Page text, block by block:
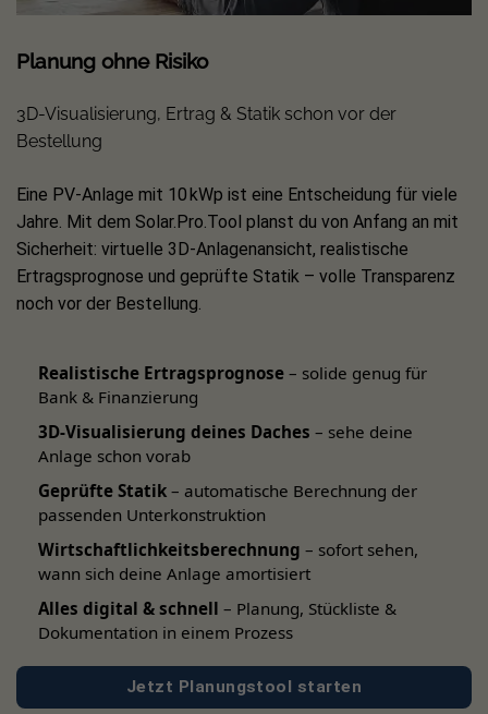
AC Netzspannung
Schutzart
IP55
Betriebstemperatur
Abmessungen
480 × 153 × 624 mm
Gewicht
ca. 60 kg
LAN WiFi Bluetooth RS485
Lieferumfang
Marstek Venus E V3 Batteriesystem
AC Anschlusskabel
Haushaltssteckdose Euro
Integriertes LED Display
Bedienungsanleitung
Übersicht
Der Marstek Venus E V3 überzeugt als leistungsstarker
KI gestützte Steuerung, hohe Effizienz und einfache
Integration eignet er sich ideal zur Senkung von
Planung ohne Risiko
3D-Visualisierung, Ertrag & Statik schon vor der
Bestellung
Eine PV-Anlage mit 10 kWp ist eine Entscheidung für viele
Jahre. Mit dem Solar.Pro.Tool planst du von Anfang an mit
Sicherheit: virtuelle 3D-Anlagenansicht, realistische
Ertragsprognose und geprüfte Statik – volle Transparenz
noch vor der Bestellung.
Realistische Ertragsprognose – solide genug für
Bank & Finanzierung
3D-Visualisierung deines Daches – sehe deine
Anlage schon vorab
Geprüfte Statik – automatische Berechnung der
passenden Unterkonstruktion
Wirtschaftlichkeitsberechnung – sofort sehen,
wann sich deine Anlage amortisiert
Alles digital & schnell – Planung, Stückliste &
Dokumentation in einem Prozess
Jetzt Planungstool starten